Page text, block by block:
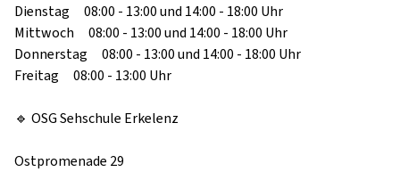
Dienstag 08:00 - 13:00 und 14:00 - 18:00 Uhr
Mittwoch 08:00 - 13:00 und 14:00 - 18:00 Uhr
Donnerstag 08:00 - 13:00 und 14:00 - 18:00 Uhr
Freitag 08:00 - 13:00 Uhr
🔹 OSG Sehschule Erkelenz
Ostpromenade 29